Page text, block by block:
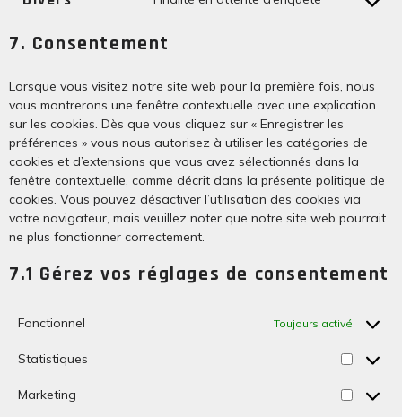
7. Consentement
Lorsque vous visitez notre site web pour la première fois, nous
vous montrerons une fenêtre contextuelle avec une explication
sur les cookies. Dès que vous cliquez sur « Enregistrer les
préférences » vous nous autorisez à utiliser les catégories de
cookies et d’extensions que vous avez sélectionnés dans la
fenêtre contextuelle, comme décrit dans la présente politique de
cookies. Vous pouvez désactiver l’utilisation des cookies via
votre navigateur, mais veuillez noter que notre site web pourrait
ne plus fonctionner correctement.
7.1 Gérez vos réglages de consentement
Fonctionnel Toujours activé
Statistiques
Marketing